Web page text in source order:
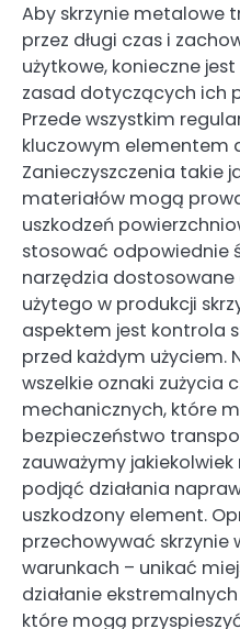
Aby skrzynie metalowe
przez długi czas i
użytkowe, konieczne
zasad dotyczących ich
Przede wszystkim
kluczowym elementem
Zanieczyszczenia takie
materiałów mogą
uszkodzeń
stosować odpowiednie
narzędzia
użytego w produkcji
aspektem jest kontrola
przed każdym użyciem.
wszelkie oznaki zużycia
mechanicznych, które
bezpieczeństwo
zauważymy
podjąć działania
uszkodzony element.
przechowywać skrzynie
warunkach – unikać
działanie
które mogą